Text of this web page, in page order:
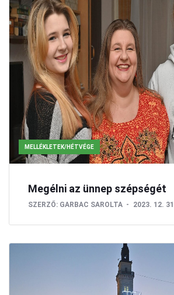
MELLÉKLETEK/HÉTVÉGE
Megélni az ünnep szépségét
SZERZŐ: GARBAC SAROLTA 2023. 12.